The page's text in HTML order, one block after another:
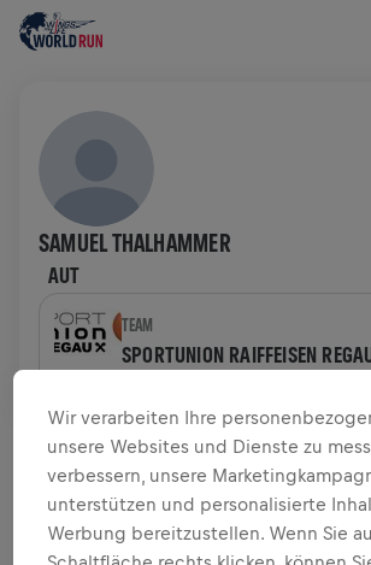
SAMUEL THALHAMMER
AUT
TEAM
SPORTUNION RAIFFEISEN
SPENDENÜBERSICHT
$ 0,00 GESAMMELT VON $ 0,00 ZIEL
SPENDENAKTION
Wir verarbeiten Ihre
unsere Websites und Dienste zu
verbessern, unsere
unterstützen und personalisierte
Werbung bereitzustellen. Wenn Sie